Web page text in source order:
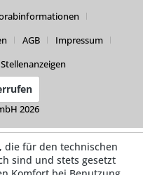
AGB
Impressum
Stellenanzeigen
2026
die für den technischen
sind und stets gesetzt